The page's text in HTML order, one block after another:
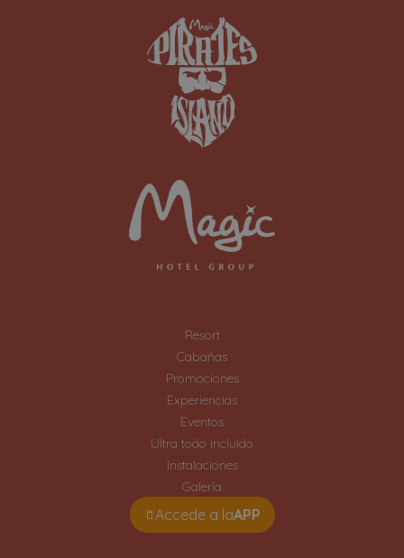
Resort
Cabañas
Promociones
Experiencias
Eventos
Ultra todo incluido
Instalaciones
Galería
Accede a laAPP